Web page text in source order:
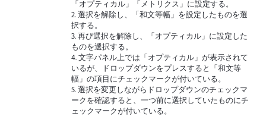
「オプティカル」「メトリクス」に設定する。
2. 選択を解除し、「和文等幅」を設定したものを選
択する。
3. 再び選択を解除し、「オプティカル」に設定した
ものを選択する。
4. 文字パネル上では「オプティカル」が表示されて
いるが、ドロップダウンをプレスすると「和文等
幅」の項目にチェックマークが付いている。
5. 選択を変更しながらドロップダウンのチェックマ
ークを確認すると、一つ前に選択していたものにチ
ェックマークが付いている。